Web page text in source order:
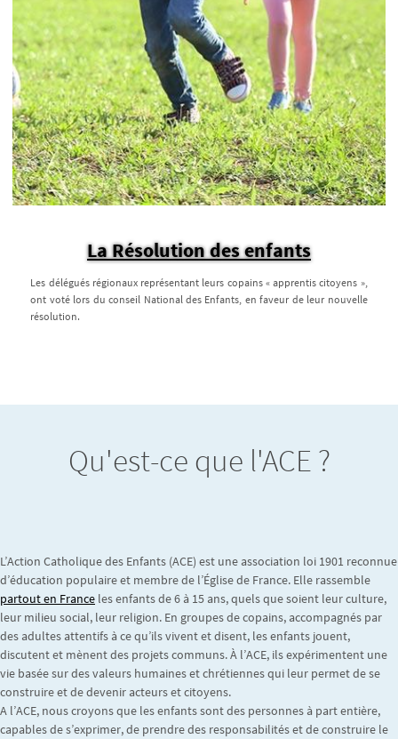
La Résolution des enfants
Les délégués régionaux représentant leurs copains « apprentis citoyens »,
ont voté lors du conseil National des Enfants, en faveur de leur nouvelle
résolution.
Qu'est-ce que l'ACE ?
L’Action Catholique des Enfants (ACE) est une association loi 1901 reconnue
d’éducation populaire et membre de l’Église de France. Elle rassemble
partout en France les enfants de 6 à 15 ans, quels que soient leur culture,
leur milieu social, leur religion. En groupes de copains, accompagnés par
des adultes attentifs à ce qu’ils vivent et disent, les enfants jouent,
discutent et mènent des projets communs. À l’ACE, ils expérimentent une
vie basée sur des valeurs humaines et chrétiennes qui leur permet de se
construire et de devenir acteurs et citoyens.
A l’ACE, nous croyons que les enfants sont des personnes à part entière,
capables de s’exprimer, de prendre des responsabilités et de construire le